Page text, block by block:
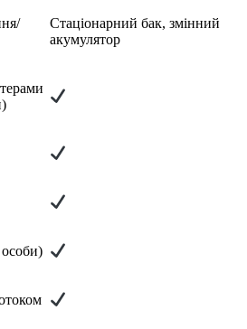
Стаціонарний бак, змінний
акумулятор